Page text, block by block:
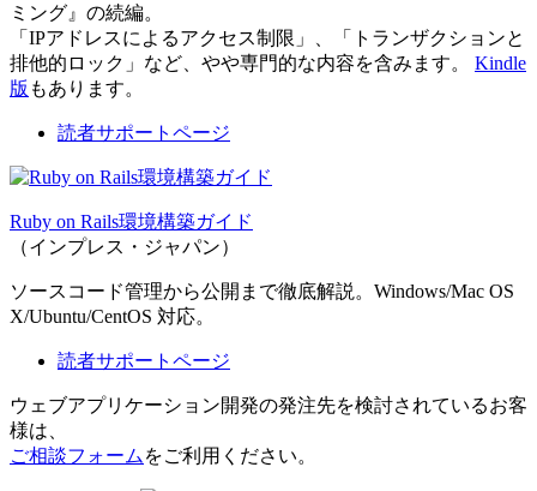
ミング』の続編。
「IPアドレスによるアクセス制限」、「トランザクションと
排他的ロック」など、やや専門的な内容を含みます。 Kindle
版 もあります。
読者サポートページ
Ruby on Rails環境構築ガイド
（インプレス・ジャパン）
ソースコード管理から公開まで徹底解説。Windows/Mac OS
X/Ubuntu/CentOS 対応。
読者サポートページ
ウェブアプリケーション開発の発注先を検討されているお客
様は、
ご相談フォーム をご利用ください。